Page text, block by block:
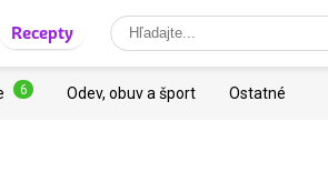
Recepty
6 Odev, obuv a šport Ostatné